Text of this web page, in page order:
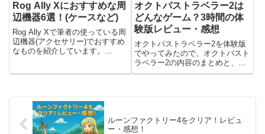
Rog Ally Xにおすすめな周
辺機器6選！(ケースなど)
Rog Ally Xで筆者の使っている周
辺機器(アクセサリー)でおすすめ
なものを紹介しています。
オクトパストラベラー2は
どんなゲーム？3時間の体
験版レビュー・感想
オクトパストラベラー2を体験版
でやってみたので、オクトパスト
ラベラー2の内容のまとめと、体
験版をやったレビューと感想を書
ルーンファクトリー4をクリア！レビュ
ー・感想！